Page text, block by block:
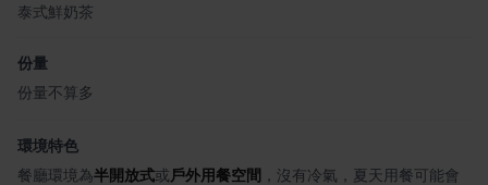
泰式鮮奶茶
份量
份量不算多
環境特色
餐廳環境為半開放式或戶外用餐空間 ，沒有冷氣，夏天用餐可能會